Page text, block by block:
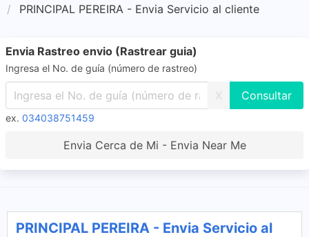
PRINCIPAL PEREIRA - Envia Servicio al cliente
Envia Rastreo envio (Rastrear guia)
Ingresa el No. de guía (número de rastreo)
X
ex. 034038751459
Envia Cerca de Mi - Envia Near Me
PRINCIPAL PEREIRA - Envia Servicio al